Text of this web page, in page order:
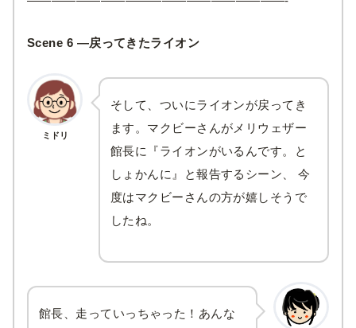
Scene 6 —戻ってきたライオン
ミドリ
そして、ついにライオンが戻ってき
ます。マクビーさんがメリウェザー
館長に『ライオンがいるんです。と
しょかんに』と報告するシーン、 今
度はマクビーさんの方が嬉しそうで
したね。
館長、走っていっちゃった！あんな